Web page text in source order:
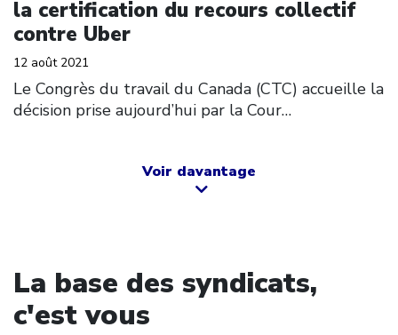
la certification du recours collectif
contre Uber
12 août 2021
Le Congrès du travail du Canada (CTC) accueille la
décision prise aujourd’hui par la Cour…
Voir davantage
La base des syndicats,
c'est vous